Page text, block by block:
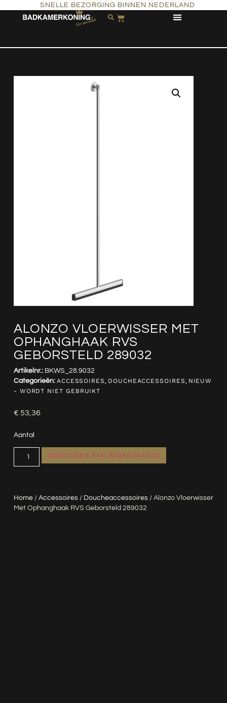
SNELLE BEZORGING BINNEN NEDERLAND
ALONZO VLOERWISSER MET
OPHANGHAAK RVS
GEBORSTELD 289032
Home/ Accessoires/ Doucheaccessoires/ Alonzo Vloerwisser
Met Ophanghaak RVS Geborsteld 289032
Artikelnr.: BKWS_28.9032
Categorieën: ACCESSOIRES DOUCHEACCESSOIRES
NIEUW
- WORDT NIET GEBRUIKT
€ 53,36
Aantal
TOEVOEGEN AAN WINKELWAGEN